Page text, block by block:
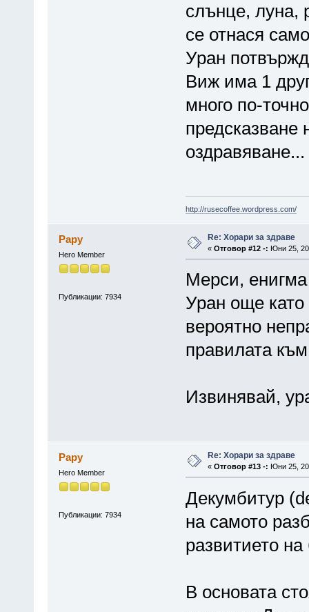
слънце, луна,
се отнася
Уран
Виж има 1
много по-
предсказване
оздравяване...
http://rusecoffee.wordpress.com/
Papy
Hero Member
Публикации: 7934
Re: Хорари за здраве
« Отговор #12 -: Юни 25,
Мерси, енигма
Уран още
вероятно
правилата
Извинявай,
Papy
Hero Member
Публикации: 7934
Re: Хорари за здраве
« Отговор #13 -: Юни 25,
Декумбитур
на самото
развитието на
В основата